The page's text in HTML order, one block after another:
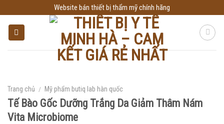
to
content
Website bán thiết bị thẩm mỹ chính hãng
Trang chủ / Mỹ phẩm butiq lab hàn quốc
Tế Bào Gốc Dưỡng Trắng Da Giảm Thâm Nám
Vita Microbiome